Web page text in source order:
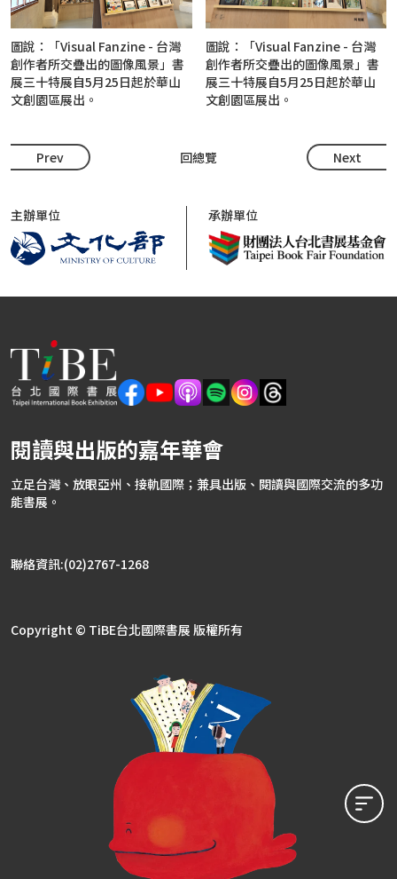
圖說：「Visual Fanzine - 台灣
創作者所交疊出的圖像風景」書
展三十特展自5月25日起於華山
文創園區展出。
圖說：「Visual Fanzine - 台灣
創作者所交疊出的圖像風景」書
展三十特展自5月25日起於華山
文創園區展出。
Prev 回總覽 Next
主辦單位 承辦單位
閱讀與出版的嘉年華會
立足台灣、放眼亞州、接軌國際；兼具出版、閱讀與國際交流的多功
能書展。
聯絡資訊:(02)2767-1268
Copyright © TiBE台北國際書展 版權所有